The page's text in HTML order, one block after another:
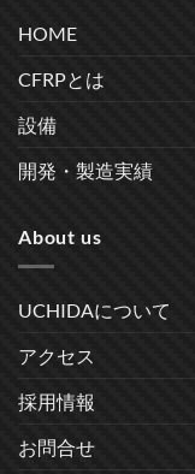
HOME
CFRPとは
設備
開発・製造実績
About us
UCHIDAについて
アクセス
採用情報
お問合せ